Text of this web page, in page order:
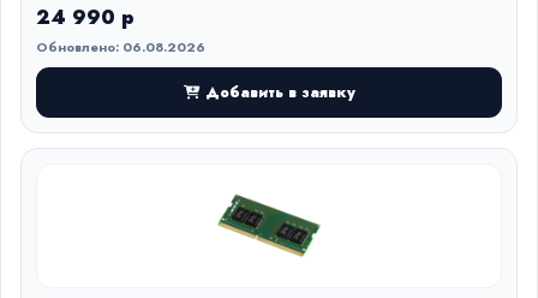
24 990 р
Обновлено: 06.08.2026
Добавить в заявку